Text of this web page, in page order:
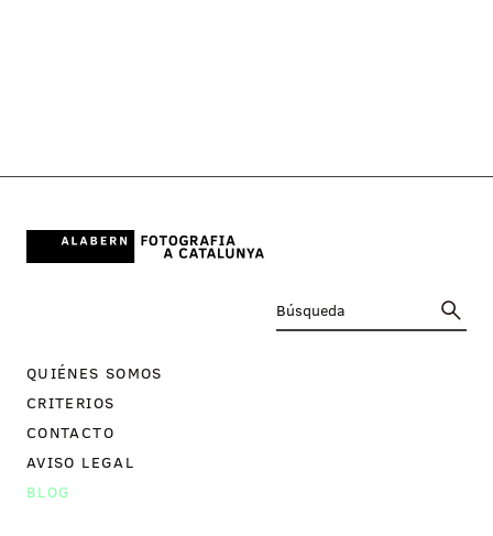
QUIÉNES SOMOS
CRITERIOS
CONTACTO
AVISO LEGAL
BLOG